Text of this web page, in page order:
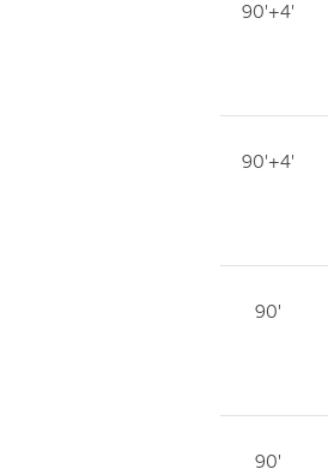
90'+4'
90'+4'
90'
90'